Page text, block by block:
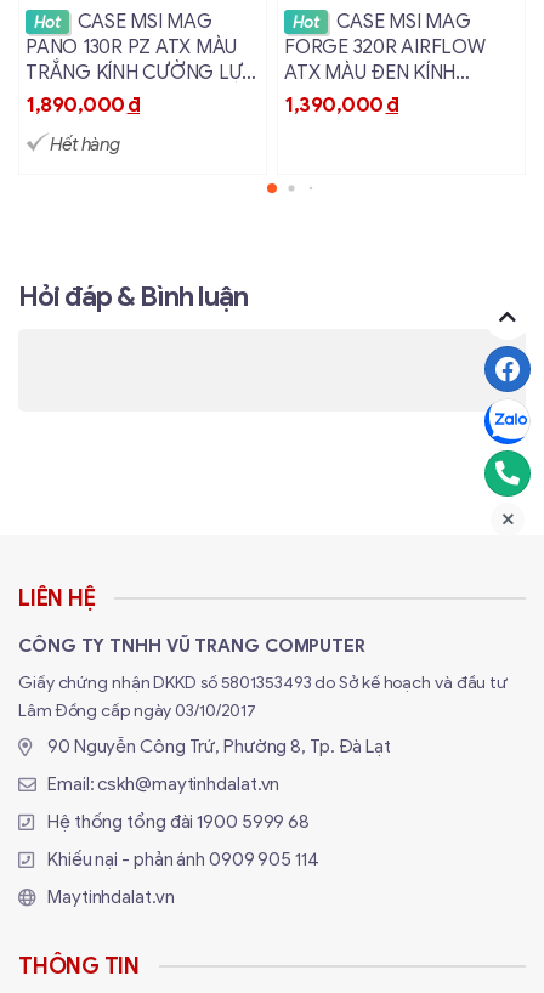
Xem chi tiết
Hot
CASE MSI MAG
PANO 130R PZ ATX MÀU
TRẮNG KÍNH CƯỜNG LỰC
4 FAN LED ARGB
1,890,000đ
Hết hàng
Xem chi tiết
Hot
CASE MSI MAG
FORGE 320R AIRFLOW
ATX MÀU ĐEN KÍNH
CƯỜNG LỰC 4 FAN LED
1,390,000đ
Hỏi đáp & Bình luận
LIÊN HỆ
CÔNG TY TNHH VŨ TRANG COMPUTER
Giấy chứng nhận DKKD số 5801353493 do Sở kế hoạch và đầu tư
Lâm Đồng cấp ngày 03/10/2017
90 Nguyễn Công Trứ, Phường 8, Tp. Đà Lạt
Email:cskh@maytinhdalat.vn
Hệ thống tổng đài1900 5999 68
Khiếu nại - phản ánh 0909 905 114
Maytinhdalat.vn
THÔNG TIN